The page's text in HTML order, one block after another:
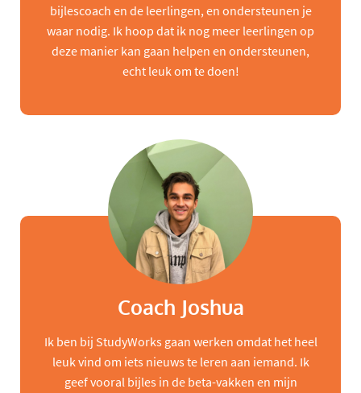
bijlescoach en de leerlingen, en ondersteunen je
waar nodig. Ik hoop dat ik nog meer leerlingen op
deze manier kan gaan helpen en ondersteunen,
echt leuk om te doen!
Coach Joshua
Ik ben bij StudyWorks gaan werken omdat het heel
leuk vind om iets nieuws te leren aan iemand. Ik
geef vooral bijles in de beta-vakken en mijn